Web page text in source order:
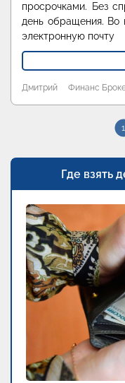
просрочками. Без
день обращения. Во
электронную почту
Дмитрий Финанс
1
Где взять